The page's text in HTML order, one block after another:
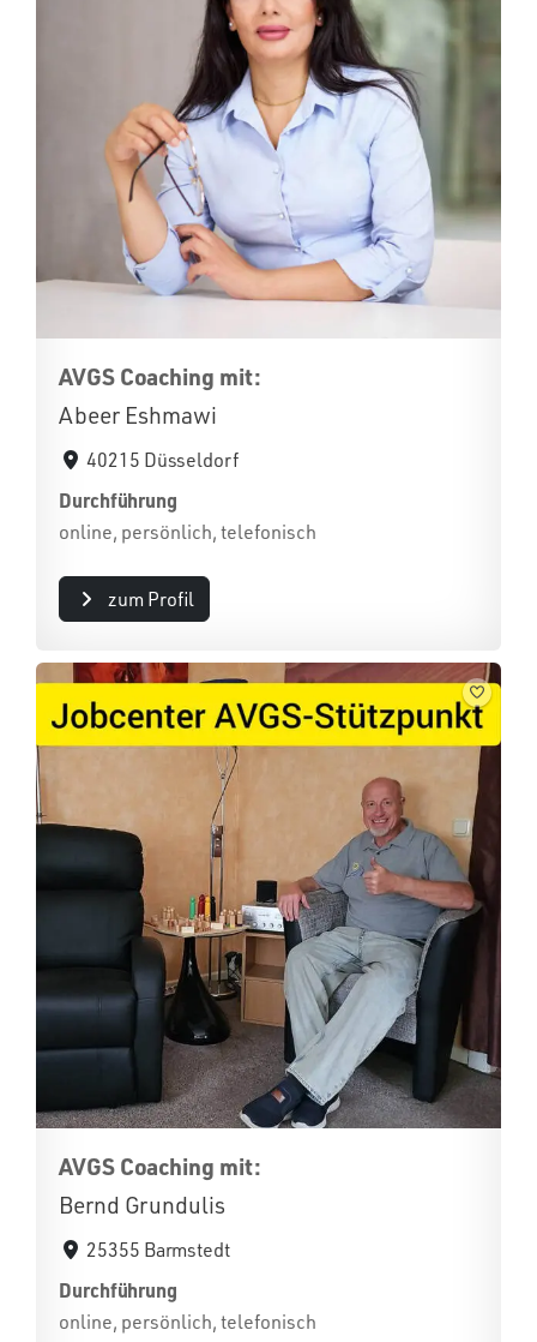
AVGS Coaching mit:
Abeer Eshmawi
40215 Düsseldorf
Durchführung
online, persönlich, telefonisch
zum Profil
AVGS Coaching mit:
Bernd Grundulis
25355 Barmstedt
Durchführung
online, persönlich, telefonisch